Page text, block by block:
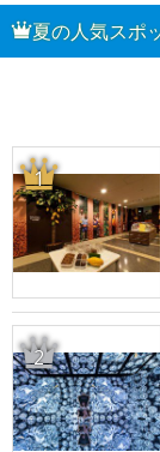
夏の人気スポ
1
2